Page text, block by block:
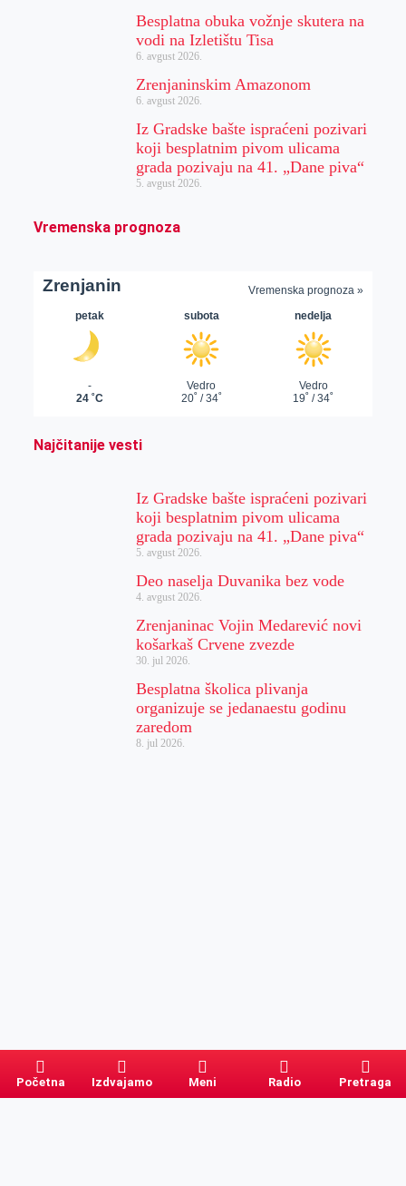
Besplatna obuka vožnje skutera na
vodi na Izletištu Tisa
6. avgust 2026.
Zrenjaninskim Amazonom
6. avgust 2026.
Iz Gradske bašte ispraćeni pozivari
koji besplatnim pivom ulicama
grada pozivaju na 41. „Dane piva“
5. avgust 2026.
Vremenska prognoza
Najčitanije vesti
Iz Gradske bašte ispraćeni pozivari
koji besplatnim pivom ulicama
grada pozivaju na 41. „Dane piva“
5. avgust 2026.
Deo naselja Duvanika bez vode
4. avgust 2026.
Zrenjaninac Vojin Medarević novi
košarkaš Crvene zvezde
30. jul 2026.
Besplatna školica plivanja
organizuje se jedanaestu godinu
zaredom
8. jul 2026.
Početna Izdvajamo Meni Radio Pretraga